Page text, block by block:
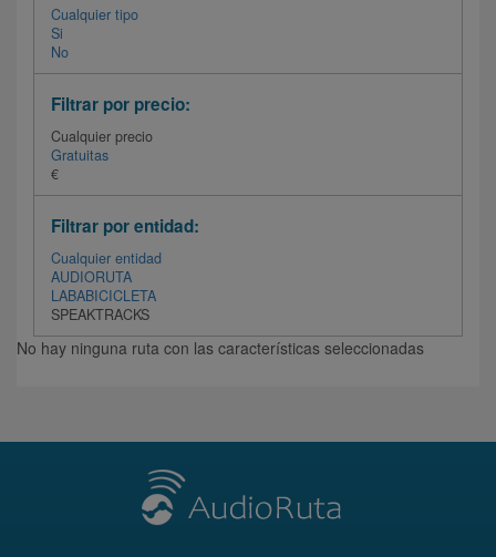
Cualquier tipo
Si
No
Filtrar por precio:
Cualquier precio
Gratuitas
€
Filtrar por entidad:
Cualquier entidad
AUDIORUTA
LABABICICLETA
SPEAKTRACKS
No hay ninguna ruta con las características seleccionadas